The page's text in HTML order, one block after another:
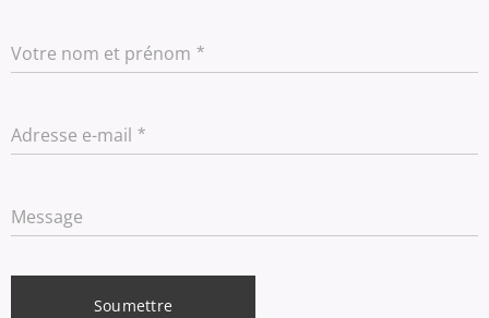
Votre nom et prénom
Adresse e-mail
Message
Soumettre